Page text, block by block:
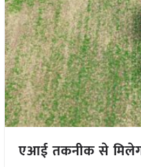
एआई तकनीक से